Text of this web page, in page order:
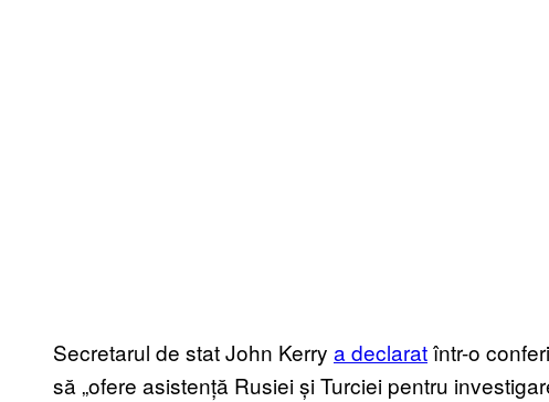
Secretarul de stat John Kerry a declaratîntr-o
să „ofere asistență Rusiei și Turciei pentru